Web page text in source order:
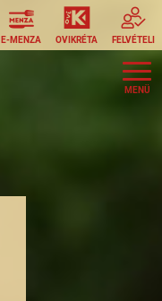
E-MENZA OVIKRÉTA FELVÉTELI